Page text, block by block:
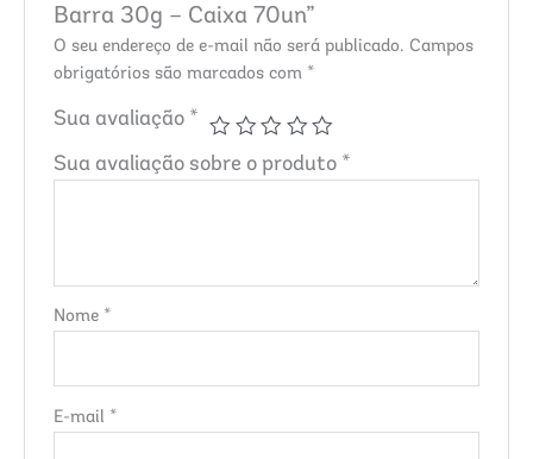
Barra 30g – Caixa 70un”
O seu endereço de e-mail não será publicado. Campos
obrigatórios são marcados com *
Sua avaliação *
Sua avaliação sobre o produto *
Nome *
E-mail *